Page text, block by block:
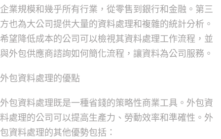
企業規模和幾乎所有行業，從零售到銀行和金融。第三
方也為大公司提供大量的資料處理和複雜的統計分析。
希望降低成本的公司可以檢視其資料處理工作流程，並
與外包供應商諮詢如何簡化流程，讓資料為公司服務。
外包資料處理的優點
外包資料處理既是一種省錢的策略性商業工具。外包資
料處理的公司可以提高生產力、勞動效率和準確性。外
包資料處理的其他優勢包括：